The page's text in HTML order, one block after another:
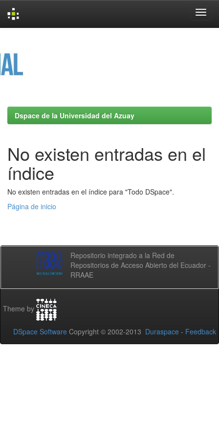
Dspace de la Universidad del Azuay
No existen entradas en el
índice
No existen entradas en el índice para "Todo DSpace".
Página de inicio
Repositorio integrado a la Red de
Repositorios de Acceso Abierto del Ecuador -
RRAAE
Theme by
DSpace Software Copyright © 2002-2013 Duraspace - Feedback